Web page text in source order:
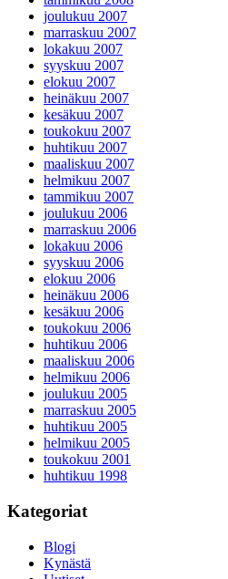
joulukuu 2007
marraskuu 2007
lokakuu 2007
syyskuu 2007
elokuu 2007
heinäkuu 2007
kesäkuu 2007
toukokuu 2007
huhtikuu 2007
maaliskuu 2007
helmikuu 2007
tammikuu 2007
joulukuu 2006
marraskuu 2006
lokakuu 2006
syyskuu 2006
elokuu 2006
heinäkuu 2006
kesäkuu 2006
toukokuu 2006
huhtikuu 2006
maaliskuu 2006
helmikuu 2006
joulukuu 2005
marraskuu 2005
huhtikuu 2005
helmikuu 2005
toukokuu 2001
huhtikuu 1998
Kategoriat
Blogi
Kynästä